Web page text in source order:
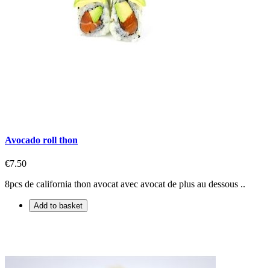
Avocado roll thon
€7.50
8pcs de california thon avocat avec avocat de plus au dessous ..
Add to basket